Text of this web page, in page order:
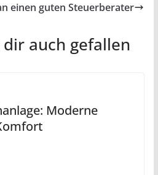
einen guten Steuerberater
auch gefallen
Moderne